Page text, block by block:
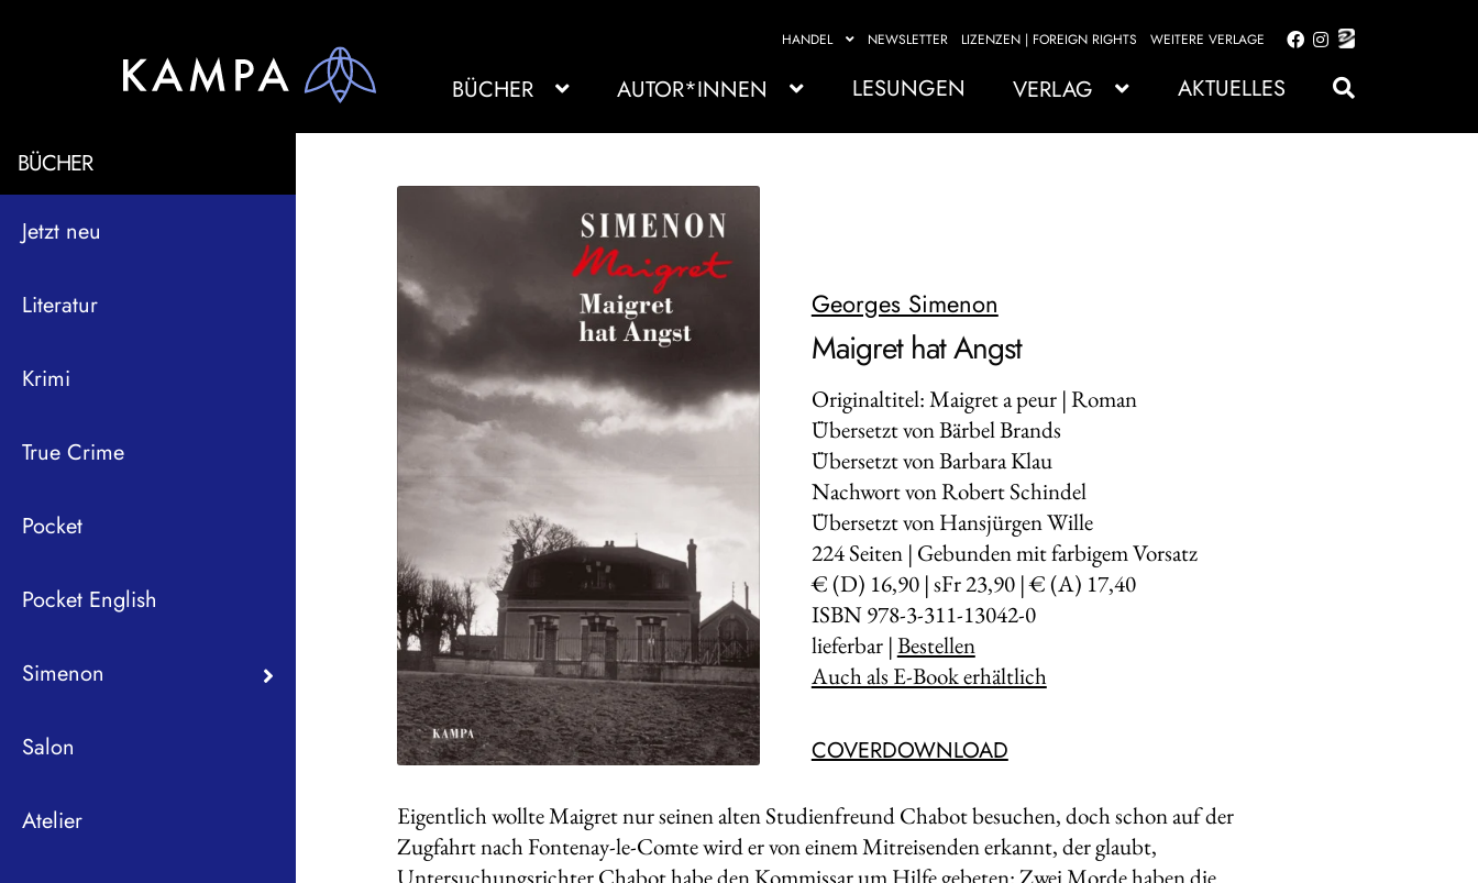
HANDEL NEWSLETTER LIZENZEN | FOREIGN RIGHTS WEITERE VERLAGE
Zur
springen
Zum
springen
BÜCHER AUTOR*INNEN LESUNGEN VERLAG AKTUELLES
BÜCHER
Jetzt neu
Literatur
Krimi
True Crime
Pocket
Pocket English
Simenon
Salon
Atelier
Georges Simenon
Maigret hat Angst
Originaltitel: Maigret a peur | Roman
Übersetzt von Bärbel Brands
Übersetzt von Barbara Klau
Nachwort von Robert Schindel
Übersetzt von Hansjürgen Wille
224Seiten | Gebunden mit farbigem Vorsatz
€ (D) 16,90 | sFr 23,90 | € (A) 17,40
ISBN 978-3-311-13042-0
lieferbar |Bestellen
Auch als E-Book erhältlich
COVERDOWNLOAD
Eigentlich wollte Maigret nur seinen alten Studienfreund Chabot besuchen, doch schon auf der
Zugfahrt nach Fontenay-le-Comte wird er von einem Mitreisenden erkannt, der glaubt,